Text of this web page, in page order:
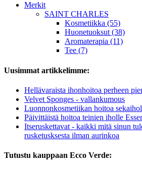
Merkit
SAINT CHARLES
Kosmetiikka (55)
Huonetuoksut (38)
Aromaterapia (11)
Tee (7)
Uusimmat artikkelimme:
Hellävaraista ihonhoitoa perheen
Velvet Sponges - vallankumous
Luonnonkosmetiikan hoitoa
Päivittäistä hoitoa teinien iholle
Itseruskettavat - kaikki mitä sinun
rusketusksesta ilman aurinkoa
Tutustu kauppaan Ecco Verde: